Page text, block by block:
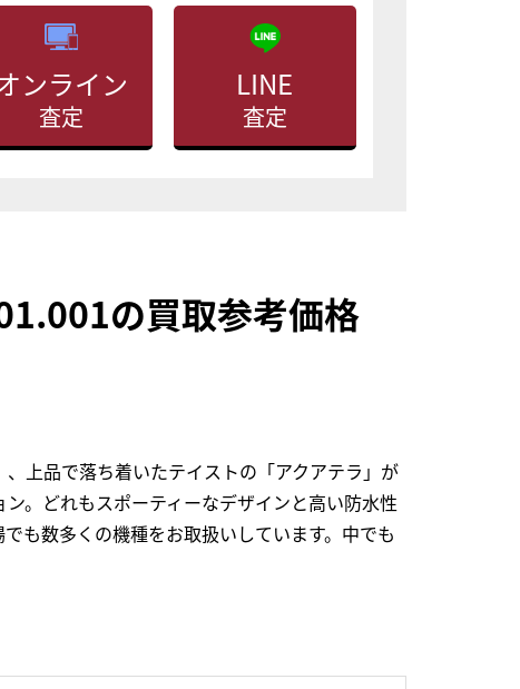
ンライン
査定
LINE
査定
の買取参考価格
上品で落ち着いたテイストの「アクアテラ」が
。どれもスポーティーなデザインと高い防水性
も数多くの機種をお取扱いしています。中でも